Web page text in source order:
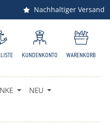
Nachhaltiger Versand
KUNDENKONTO WARENKORB
NEU